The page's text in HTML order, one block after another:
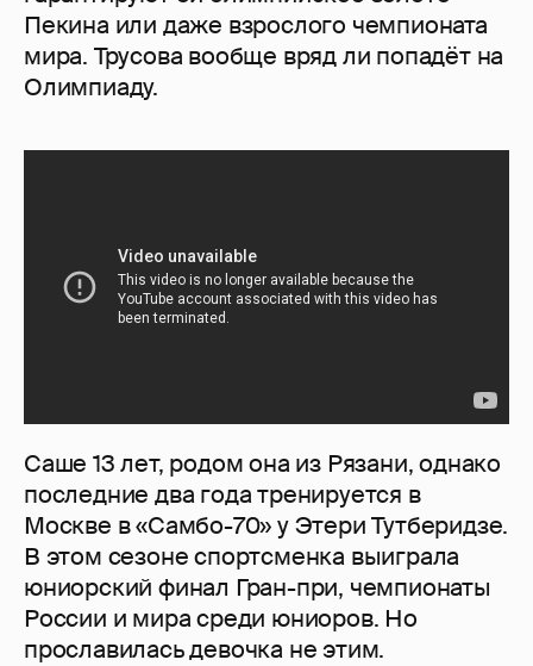
Пекина или даже взрослого чемпионата
мира. Трусова вообще вряд ли попадёт на
Олимпиаду.
Саше 13 лет, родом она из Рязани, однако
последние два года тренируется в
Москве в «Самбо-70» у Этери Тутберидзе.
В этом сезоне спортсменка выиграла
юниорский финал Гран-при, чемпионаты
России и мира среди юниоров. Но
прославилась девочка не этим.